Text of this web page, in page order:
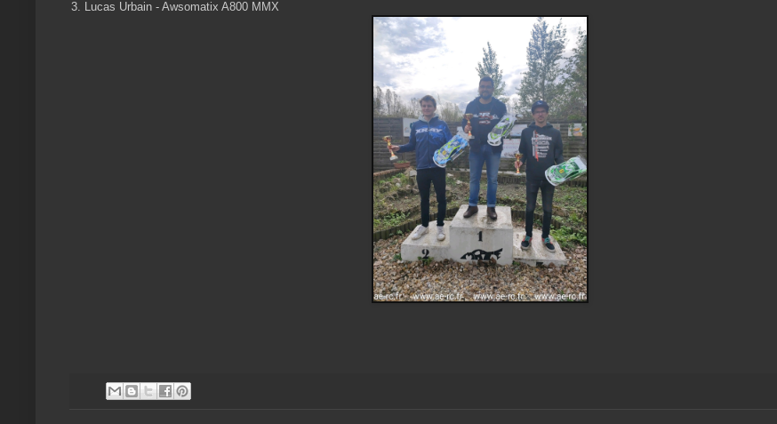
3. Lucas Urbain - Awsomatix A800 MMX